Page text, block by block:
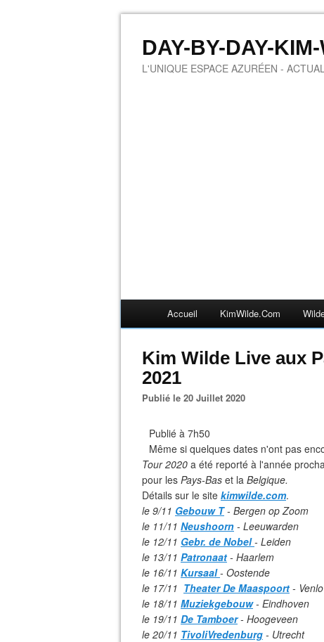
DAY-BY-DAY-
L'UNIQUE ESPACE AZURÉEN -
Accueil KimWilde.com
Kim Wilde Live aux
2021
Publié le 20 Juillet 2020
Publié à 7h50
Même si quelques dates n'ont pas
Tour 2020 a été reporté à l'année
pour les Pays-Bas et la Belgique.
Détails sur le site kimwilde.com.
le 9/11 Gebouw T- Bergen op Zoom
le 11/11 Neushoorn - Leeuwarden
le 12/11 Gebr. de Nobel- Leiden
le 13/11 Patronaat - Haarlem
le 16/11 Kursaal- Oostende
le 17/11 Theater De Maaspoort - Venlo
le 18/11 Muziekgebouw- Eindhoven
le 19/11 De Tamboer- Hoogeveen
le 20/11 TivoliVredenburg - Utrecht